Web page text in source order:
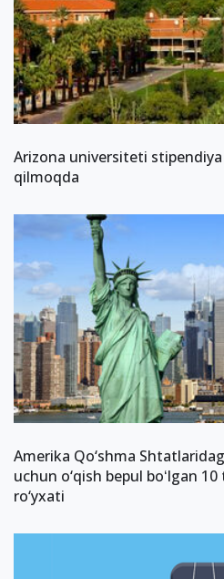
Arizona universiteti
qilmoqda
Amerika Qo‘shma
uchun o‘qish bepul boʻlgan
ro‘yxati